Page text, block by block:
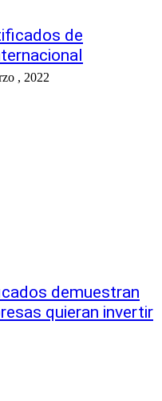
de
, 2022
demuestran
quieran invertir